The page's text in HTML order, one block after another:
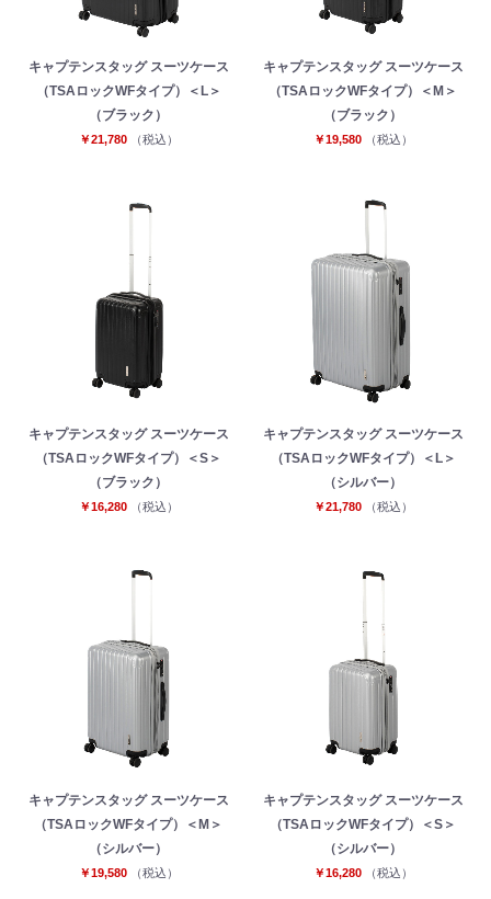
キャプテンスタッグ スーツケース
（TSAロックWFタイプ）＜L＞
（ブラック）
￥21,780 （税込）
キャプテンスタッグ スーツケース
（TSAロックWFタイプ）＜M＞
（ブラック）
￥19,580 （税込）
キャプテンスタッグ スーツケース
（TSAロックWFタイプ）＜S＞
（ブラック）
￥16,280 （税込）
キャプテンスタッグ スーツケース
（TSAロックWFタイプ）＜L＞
（シルバー）
￥21,780 （税込）
キャプテンスタッグ スーツケース
（TSAロックWFタイプ）＜M＞
（シルバー）
￥19,580 （税込）
キャプテンスタッグ スーツケース
（TSAロックWFタイプ）＜S＞
（シルバー）
￥16,280 （税込）
お買い物を続ける カートへ進む